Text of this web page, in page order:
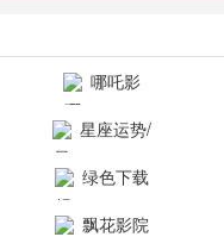
哪吒影
院-哪吒影院
提供最新、
最全的高清
电影、电视
星座运势/
最星座/美国
神婆星座网
绿色下载
吧
飘花影院